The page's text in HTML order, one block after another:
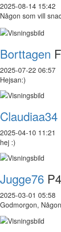
2025-08-14 15:42
Någon som vill
Borttagen
2025-07-22 06:57
Hejsan:)
Claudiaa34
2025-04-10 11:21
hej :)
Jugge76
2025-03-01 05:58
Godmorgon,